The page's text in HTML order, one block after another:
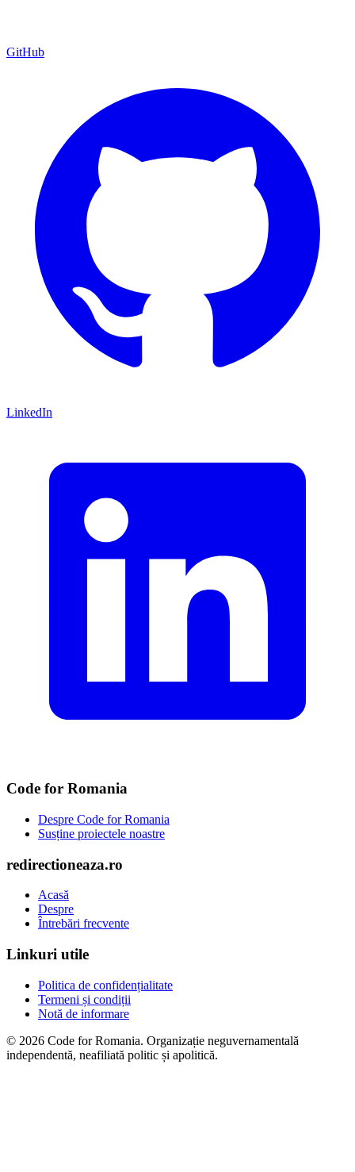
GitHub
LinkedIn
Code for Romania
Despre Code for Romania
Susține proiectele noastre
redirectioneaza.ro
Acasă
Despre
Întrebări frecvente
Linkuri utile
Politica de confidențialitate
Termeni și condiții
Notă de informare
© 2026 Code for Romania. Organizație neguvernamentală
independentă, neafiliată politic și apolitică.